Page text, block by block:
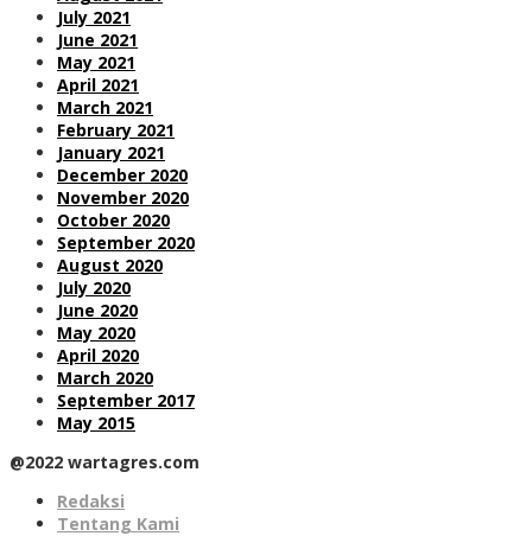
July 2021
June 2021
May 2021
April 2021
March 2021
February 2021
January 2021
December 2020
November 2020
October 2020
September 2020
August 2020
July 2020
June 2020
May 2020
April 2020
March 2020
September 2017
May 2015
@2022 wartagres.com
Redaksi
Tentang Kami